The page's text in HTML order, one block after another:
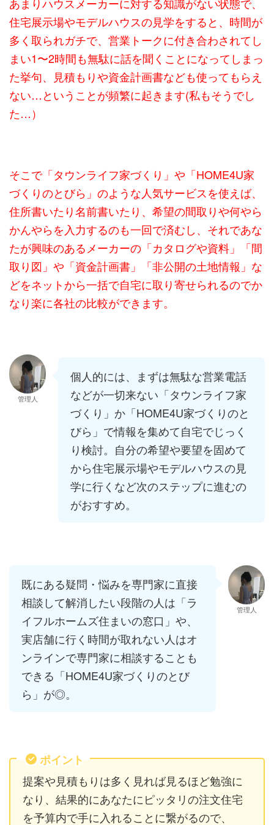
あまりハウスメーカーに対する知識がない状態で、
住宅展示場やモデルハウスの見学をすると、時間が
多く取られガチで、営業トークに付き合わされてし
まい1〜2時間も無駄に話を聞くことになってしまっ
た挙句、見積もりや資金計画書なども使ってもらえ
ない…ということが頻繁に起きます(私もそうでし
た…）
そこで「タウンライフ家づくり」や「HOME4U家
づくりのとびら」のような人気サービスを使えば、
住所書いたり名前書いたり、希望の間取りや何やら
かんやらを入力するのも一回で済むし、それであな
たが興味のあるメーカーの「カタログや資料」「間
取り図」や「資金計画書」「非公開の土地情報」な
どをネットから一括で自宅に取り寄せられるのでか
なり楽に各社の比較ができます。
管理人
個人的には、まずは無駄な営業電話
などが一切来ない「タウンライフ家
づくり」か「HOME4U家づくりのと
びら」で情報を集めて自宅でじっく
り検討。自分の希望や要望を固めて
から住宅展示場やモデルハウスの見
学に行くなど次のステップに進むの
がおすすめ。
既にある疑問・悩みを専門家に直接
相談して解消したい段階の人は「ラ
イフルホームズ住まいの窓口」や、
実店舗に行く時間が取れない人はオ
ンラインで専門家に相談することも
できる「HOME4U家づくりのとび
ら」が◎。
管理人
ポイント
提案や見積もりは多く見れば見るほど勉強に
なり、結果的にあなたにピッタリの注文住宅
を予算内で手に入れることに繋がるので、